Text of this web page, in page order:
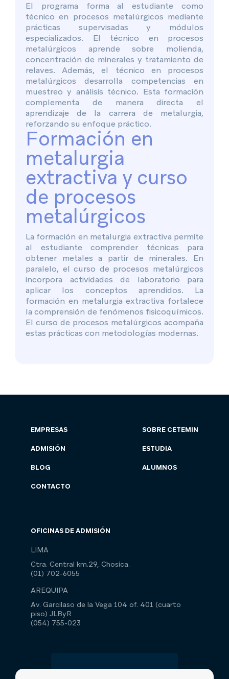
El programa forma al estudiante como
técnico en procesos metalúrgicos mediante
prácticas supervisadas y módulos
especializados. El técnico en procesos
metalúrgicos aprende sobre molienda,
concentración de minerales y tratamiento de
relaves. Además, el técnico en procesos
metalúrgicos desarrolla competencias en
muestreo y análisis técnico. Esta formación
complementa de manera directa el
aprendizaje de la carrera de metalurgia,
reforzando su enfoque práctico.
Formación en
metalurgia
extractiva y curso
de procesos
metalúrgicos
La formación en metalurgia extractiva permite
al estudiante comprender técnicas para
obtener metales a partir de minerales. En
paralelo, el curso de procesos metalúrgicos
incorpora actividades de laboratorio para
aplicar los conceptos aprendidos. La
formación en metalurgia extractiva fortalece
la comprensión de fenómenos fisicoquímicos.
El curso de procesos metalúrgicos acompaña
estas prácticas con metodologías modernas.
EMPRESAS
ADMISIÓN
BLOG
CONTACTO
SOBRE CETEMIN
ESTUDIA
ALUMNOS
OFICINAS DE ADMISIÓN
LIMA
Ctra. Central km.29, Chosica.
(01) 702-6055
AREQUIPA
Av. Garcilaso de la Vega 104 of. 401 (cuarto
piso) JLByR
(054) 755-023
Libro de